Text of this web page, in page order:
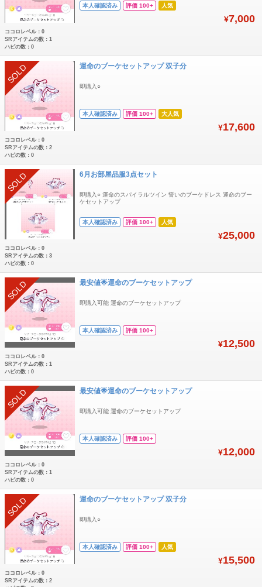
本人確認済み 評価 100+ 人気
¥7,000
ココロレベル：0
SRアイテムの数：1
ハピの数：0
SOLD 運命のブーケセットアップ 双子分
即購入○
本人確認済み 評価 100+ 大人気
¥17,600
ココロレベル：0
SRアイテムの数：2
ハピの数：0
SOLD 6月お部屋品服3点セット
即購入○ 運命のスパイラルツイン 誓いのブーケドレス 運命のブー
ケセットアップ
本人確認済み 評価 100+ 人気
¥25,000
ココロレベル：0
SRアイテムの数：3
ハピの数：0
SOLD 最安値🌟運命のブーケセットアップ
即購入可能 運命のブーケセットアップ
本人確認済み 評価 100+
¥12,500
ココロレベル：0
SRアイテムの数：1
ハピの数：0
SOLD 最安値🌟運命のブーケセットアップ
即購入可能 運命のブーケセットアップ
本人確認済み 評価 100+
¥12,000
ココロレベル：0
SRアイテムの数：1
ハピの数：0
SOLD 運命のブーケセットアップ 双子分
即購入○
本人確認済み 評価 100+ 人気
¥15,500
ココロレベル：0
SRアイテムの数：2